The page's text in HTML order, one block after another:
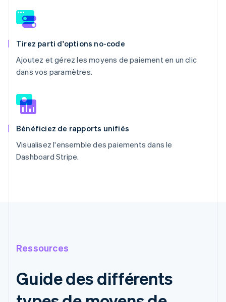
Tirez parti d'options no-code
Ajoutez et gérez les moyens de paiement en un clic
dans vos paramètres.
Bénéficiez de rapports unifiés
Visualisez l'ensemble des paiements dans le
Dashboard Stripe.
Ressources
Guide des différents